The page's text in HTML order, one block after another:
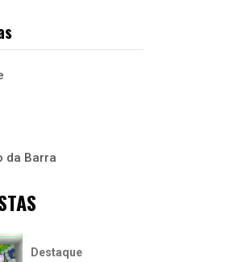
da Barra
Destaque